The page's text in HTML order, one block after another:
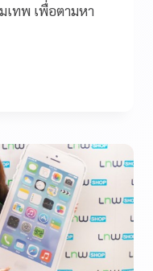
เทพ เพื่อตามหา